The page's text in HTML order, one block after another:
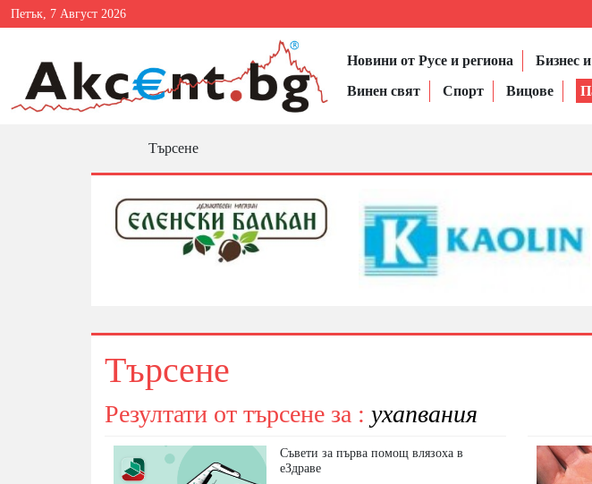
Петък, 7 Август 2026
Новини от Русе и региона Бизнес
Винен свят
Спорт Вицове
Търсене
Търсене
Резултати от търсене за : ухапвания
Съвети за първа помощ влязоха в
еЗдраве